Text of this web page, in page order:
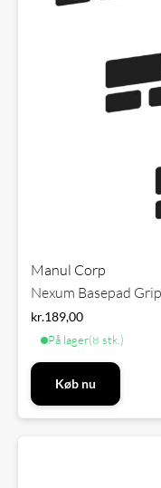
Manul Corp
Nexum Basepad
kr.189,00
På lager(8 stk.)
Køb nu